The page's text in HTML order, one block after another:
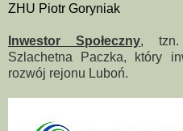
ZHU Piotr Goryniak
Inwestor Społeczny, tzn.
Szlachetna Paczka, który
rozwój rejonu Luboń.